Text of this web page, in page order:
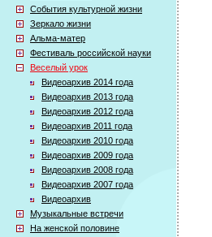
События культурной жизни
Зеркало жизни
Альма-матер
Фестиваль российской науки
Веселый урок
Видеоархив 2014 года
Видеоархив 2013 года
Видеоархив 2012 года
Видеоархив 2011 года
Видеоархив 2010 года
Видеоархив 2009 года
Видеоархив 2008 года
Видеоархив 2007 года
Видеоархив
Музыкальные встречи
На женской половине